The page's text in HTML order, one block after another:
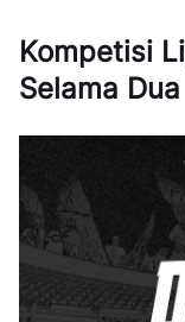
Kompetisi
Selama